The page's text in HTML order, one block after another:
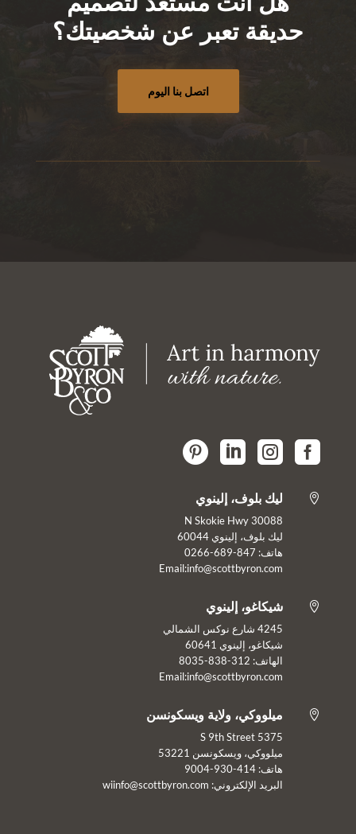
حديقة تعبر عن شخصيتك؟
اتصل بنا اليوم




 ليك بلوف، إلينوي
30088 N Skokie Hwy
ليك بلوف، إلينوي 60044
هاتف: 847-689-0266
Email:info@scottbyron.com
 شيكاغو، إلينوي
4245 شارع نوكس الشمالي
شيكاغو، إلينوي 60641
الهاتف: 312-838-8035
Email:info@scottbyron.com
 ميلووكي، ولاية ويسكونسن
5375 S 9th Street
ميلووكي، ويسكونسن 53221
هاتف: 414-930-9004
البريد الإلكتروني: wiinfo@scottbyron.com